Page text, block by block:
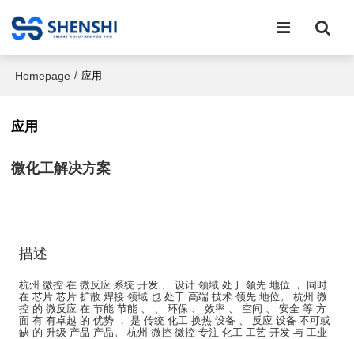
Homepage / 应用
应用
微化工解决方案
描述
杭州 微控 在 微反应 系统 开发 、 设计 领域 处于 领先 地位 ， 同时
在 芯片 芯片 扩散 焊接 领域 也 处于 高端 技术 领先 地位。 杭州 微
控 的 微反应 在 节能 节能 、 、 环保 、 效率 、 空间 、 安全 等 方
面 有 有卓越 的 优势 ， 是 传统 化工 换热 设备 、 反应 设备 不可或
缺 的 升级 产品 产品。 杭州 微控 微控 专注 化工 工艺 开发 与 工业